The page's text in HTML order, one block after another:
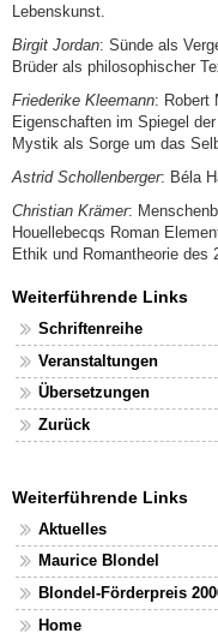
Lebenskunst.
Birgit Jordan: Sünde als
Brüder als philosophischer
Friederike Kleemann: Robert
Eigenschaften im Spiegel
Mystik als Sorge um das
Astrid Schollenberger: Béla
Christian Krämer:
Houellebecqs Roman
Ethik und Romantheorie des
Weiterführende Links
Schriftenreihe
Veranstaltungen
Übersetzungen
Zurück
Weiterführende Links
Aktuelles
Maurice Blondel
Blondel-Förderpreis
Home